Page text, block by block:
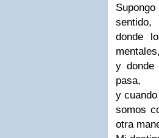
sentido,
donde
mentales,
y donde
pasa,
y
somos
otra